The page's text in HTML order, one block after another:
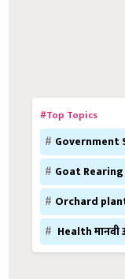
#Top Topics
Government
Goat Rearing
Orchard
Health मानवी